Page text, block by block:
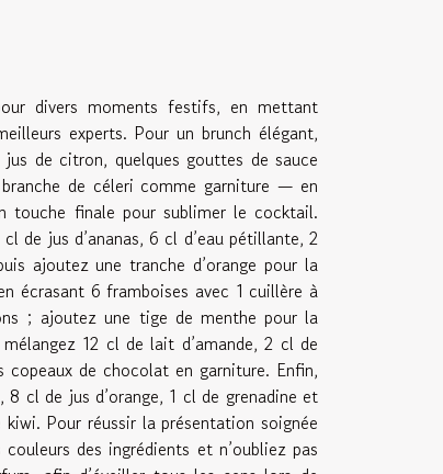
divers moments festifs, en mettant
experts. Pour un brunch élégant,
de citron, quelques gouttes de sauce
de céleri comme garniture — en
touche finale pour sublimer le cocktail.
de jus d’ananas, 6 cl d’eau pétillante, 2
ajoutez une tranche d’orange pour la
écrasant 6 framboises avec 1 cuillère à
; ajoutez une tige de menthe pour la
12 cl de lait d’amande, 2 cl de
de chocolat en garniture. Enfin,
cl de jus d’orange, 1 cl de grenadine et
Pour réussir la présentation soignée
des ingrédients et n’oubliez pas